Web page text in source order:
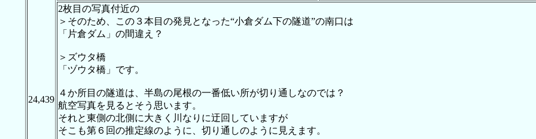
24,439
2枚目の写真付近の
＞そのため、この３本目の発見となった“小倉ダム下の隧道”の南口は
「片倉ダム」の間違え？
＞ズウタ橋
「ヅウタ橋」です。
４か所目の隧道は、半島の尾根の一番低い所が切り通しなのでは？
航空写真を見るとそう思います。
それと東側の北側に大きく川なりに迂回していますが
そこも第６回の推定線のように、切り通しのように見えます。